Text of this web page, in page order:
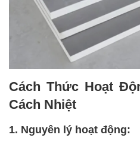
Cách Thức Hoạt
Cách Nhiệt
1. Nguyên lý hoạt động: